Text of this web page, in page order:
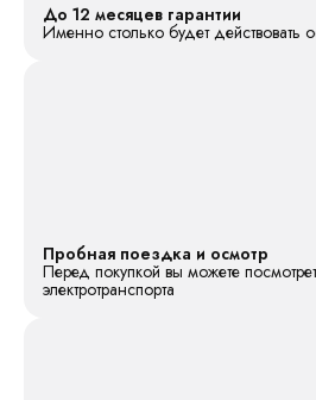
До 12 месяцев гарантии
Именно столько будет действовать
Пробная поездка и осмотр
Перед покупкой вы можете
электротранспорта